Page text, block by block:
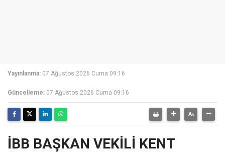
Yayınlanma: 07 Ağustos 2026 Cuma 09:16
Güncelleme: 07 Ağustos 2026 Cuma 09:16
İBB BAŞKAN VEKİLİ KENT